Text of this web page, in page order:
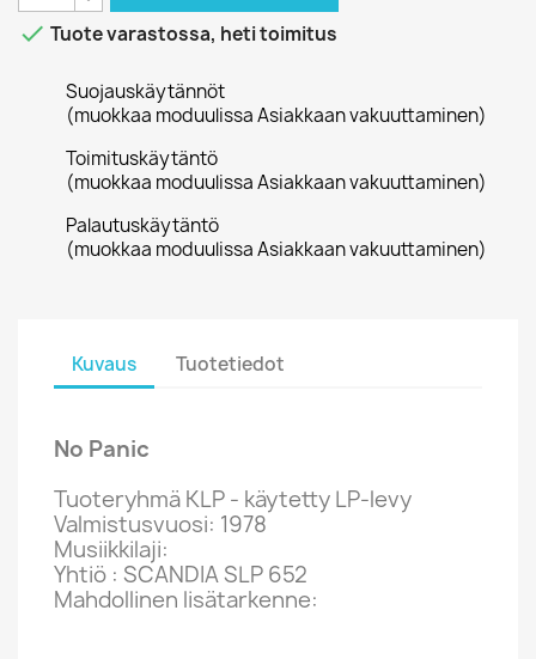
 Tuote varastossa, heti toimitus
Suojauskäytännöt
(muokkaa moduulissa Asiakkaan vakuuttaminen)
Toimituskäytäntö
(muokkaa moduulissa Asiakkaan vakuuttaminen)
Palautuskäytäntö
(muokkaa moduulissa Asiakkaan vakuuttaminen)
Kuvaus Tuotetiedot
No Panic
Tuoteryhmä KLP - käytetty LP-levy
Valmistusvuosi: 1978
Musiikkilaji:
Yhtiö : SCANDIA SLP 652
Mahdollinen lisätarkenne: